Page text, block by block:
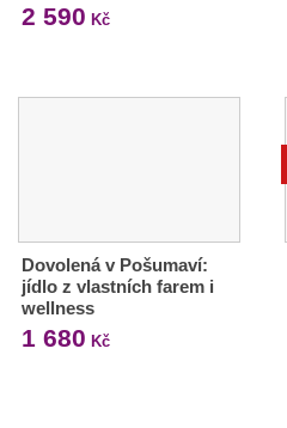
2 590 Kč
Dovolená v Pošumaví:
jídlo z vlastních farem i
wellness
1 680 Kč